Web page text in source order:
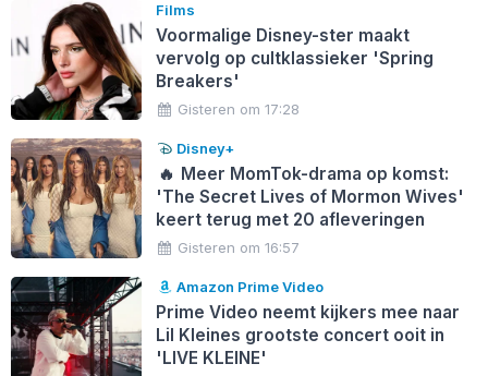
Films
Voormalige Disney-ster maakt
vervolg op cultklassieker 'Spring
Breakers'
Gisteren om 17:28
Disney+
🔥 Meer MomTok-drama op komst:
'The Secret Lives of Mormon Wives'
keert terug met 20 afleveringen
Gisteren om 16:57
Amazon Prime Video
Prime Video neemt kijkers mee naar
Lil Kleines grootste concert ooit in
'LIVE KLEINE'